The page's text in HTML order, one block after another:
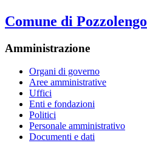
Comune di Pozzolengo
Amministrazione
Organi di governo
Aree amministrative
Uffici
Enti e fondazioni
Politici
Personale amministrativo
Documenti e dati